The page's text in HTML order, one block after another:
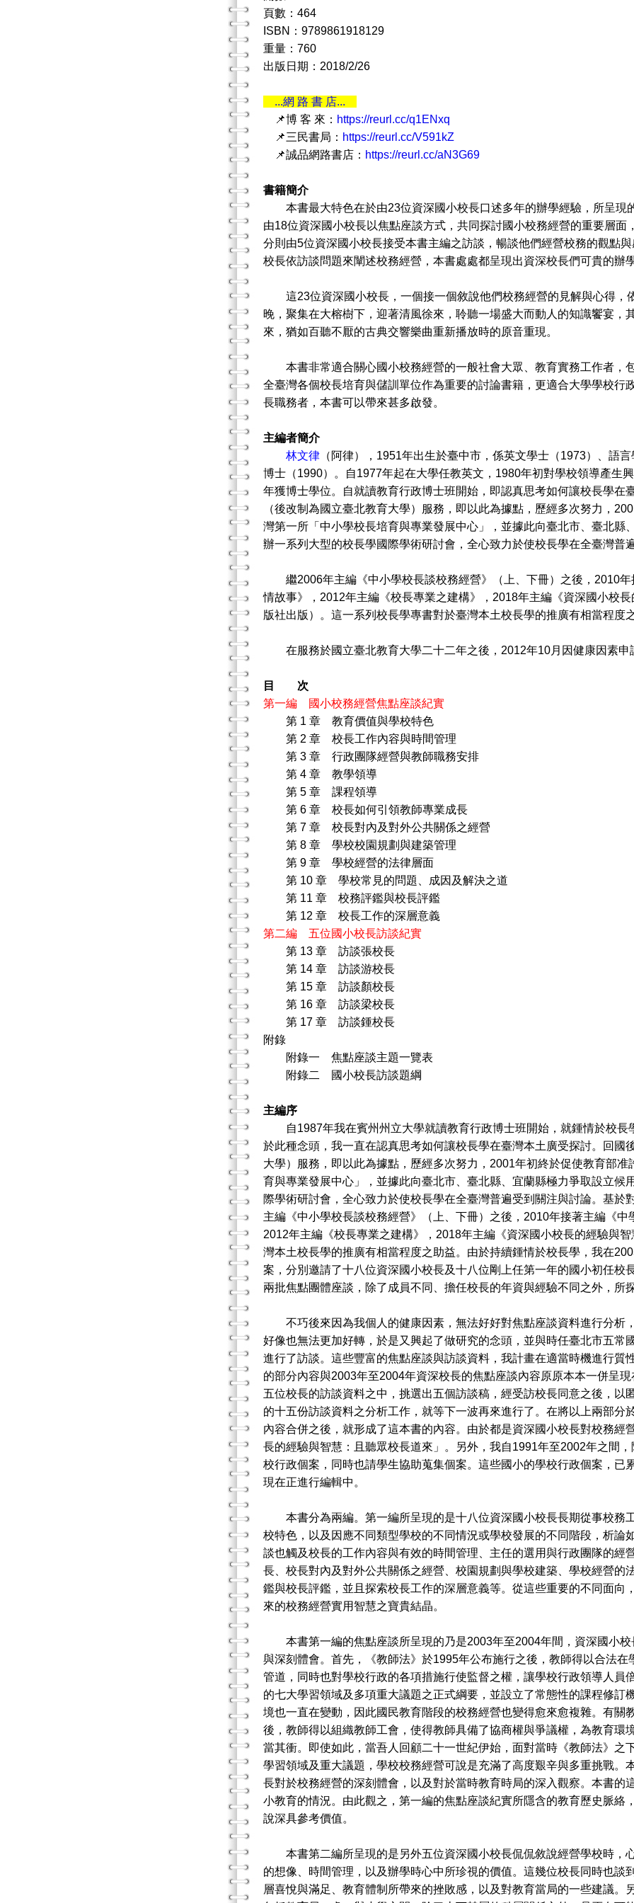
頁數：464
ISBN：9789861918129
重量：760
出版日期：2018/2/26
...網 路 書 店...
📌博 客 來： https://reurl.cc/q1ENxq
📌三民書局： https://reurl.cc/V591kZ
📌誠品網路書店： https://reurl.cc/aN3G69
書籍簡介
本書最大特色在於由23位資深國小校長口述多年的辦學經驗，所呈現
由18位資深國小校長以焦點座談方式，共同探討國小校務經營的重要層
分則由5位資深國小校長接受本書主編之訪談，暢談他們經營校務的觀點
校長依訪談問題來闡述校務經營，本書處處都呈現出資深校長們可貴的辦
這23位資深國小校長，一個接一個敘說他們校務經營的見解與心得，
晚，聚集在大榕樹下，迎著清風徐來，聆聽一場盛大而動人的知識饗宴
來，猶如百聽不厭的古典交響樂曲重新播放時的原音重現。
本書非常適合關心國小校務經營的一般社會大眾、教育實務工作者，
全臺灣各個校長培育與儲訓單位作為重要的討論書籍，更適合大學學校行
長職務者，本書可以帶來甚多啟發。
主編者簡介
林文律 （阿律），1951年出生於臺中市，係英文學士（1973）、語
博士（1990）。自1977年起在大學任教英文，1980年初對學校領導產生
年獲博士學位。自就讀教育行政博士班開始，即認真思考如何讓校長學在
（後改制為國立臺北教育大學）服務，即以此為據點，歷經多次努力，
灣第一所「中小學校長培育與專業發展中心」，並據此向臺北市、臺北縣
辦一系列大型的校長學國際學術研討會，全心致力於使校長學在全臺灣普
繼2006年主編《中小學校長談校務經營》（上、下冊）之後，2010年
情故事》，2012年主編《校長專業之建構》，2018年主編《資深國小校
版社出版）。這一系列校長學專書對於臺灣本土校長學的推廣有相當程度
在服務於國立臺北教育大學二十二年之後，2012年10月因健康因素申
目 次
第一編 國小校務經營焦點座談紀實
第 1 章 教育價值與學校特色
第 2 章 校長工作內容與時間管理
第 3 章 行政團隊經營與教師職務安排
第 4 章 教學領導
第 5 章 課程領導
第 6 章 校長如何引領教師專業成長
第 7 章 校長對內及對外公共關係之經營
第 8 章 學校校園規劃與建築管理
第 9 章 學校經營的法律層面
第 10 章 學校常見的問題、成因及解決之道
第 11 章 校務評鑑與校長評鑑
第 12 章 校長工作的深層意義
第二編 五位國小校長訪談紀實
第 13 章 訪談張校長
第 14 章 訪談游校長
第 15 章 訪談顏校長
第 16 章 訪談梁校長
第 17 章 訪談鍾校長
附錄
附錄一 焦點座談主題一覽表
附錄二 國小校長訪談題綱
主編序
自1987年我在賓州州立大學就讀教育行政博士班開始，就鍾情於校長
於此種念頭，我一直在認真思考如何讓校長學在臺灣本土廣受探討。回國
大學）服務，即以此為據點，歷經多次努力，2001年初終於促使教育部
育與專業發展中心」，並據此向臺北市、臺北縣、宜蘭縣極力爭取設立候
際學術研討會，全心致力於使校長學在全臺灣普遍受到關注與討論。基
主編《中小學校長談校務經營》（上、下冊）之後，2010年接著主編《
2012年主編《校長專業之建構》，2018年主編《資深國小校長的經驗與
灣本土校長學的推廣有相當程度之助益。由於持續鍾情於校長學，我在
案，分別邀請了十八位資深國小校長及十八位剛上任第一年的國小初任校
兩批焦點團體座談，除了成員不同、擔任校長的年資與經驗不同之外，所
不巧後來因為我個人的健康因素，無法好好對焦點座談資料進行分析
好像也無法更加好轉，於是又興起了做研究的念頭，並與時任臺北市五常
進行了訪談。這些豐富的焦點座談與訪談資料，我計畫在適當時機進行質
的部分內容與2003年至2004年資深校長的焦點座談內容原原本本一併呈
五位校長的訪談資料之中，挑選出五個訪談稿，經受訪校長同意之後，
的十五份訪談資料之分析工作，就等下一波再來進行了。在將以上兩部
內容合併之後，就形成了這本書的內容。由於都是資深國小校長對校務
長的經驗與智慧：且聽眾校長道來」。另外，我自1991年至2002年之間
校行政個案，同時也請學生協助蒐集個案。這些國小的學校行政個案，已
現在正進行編輯中。
本書分為兩編。第一編所呈現的是十八位資深國小校長長期從事校務
校特色，以及因應不同類型學校的不同情況或學校發展的不同階段，析論
談也觸及校長的工作內容與有效的時間管理、主任的選用與行政團隊的經
長、校長對內及對外公共關係之經營、校園規劃與學校建築、學校經營的
鑑與校長評鑑，並且探索校長工作的深層意義等。從這些重要的不同面向
來的校務經營實用智慧之寶貴結晶。
本書第一編的焦點座談所呈現的乃是2003年至2004年間，資深國小校
與深刻體會。首先，《教師法》於1995年公布施行之後，教師得以合法
管道，同時也對學校行政的各項措施行使監督之權，讓學校行政領導人
的七大學習領域及多項重大議題之正式綱要，並設立了常態性的課程修
境也一直在變動，因此國民教育階段的校務經營也變得愈來愈複雜。有關
後，教師得以組織教師工會，使得教師具備了協商權與爭議權，為教育環
當其衝。即使如此，當吾人回顧二十一世紀伊始，面對當時《教師法》之
學習領域及重大議題，學校校務經營可說是充滿了高度艱辛與多重挑戰
長對於校務經營的深刻體會，以及對於當時教育時局的深入觀察。本書的
小教育的情況。由此觀之，第一編的焦點座談紀實所隱含的教育歷史脈絡
說深具參考價值。
本書第二編所呈現的是另外五位資深國小校長侃侃敘說經營學校時，
的想像、時間管理，以及辦學時心中所珍視的價值。這幾位校長同時也
層喜悅與滿足、教育體制所帶來的挫敗感，以及對教育當局的一些建議